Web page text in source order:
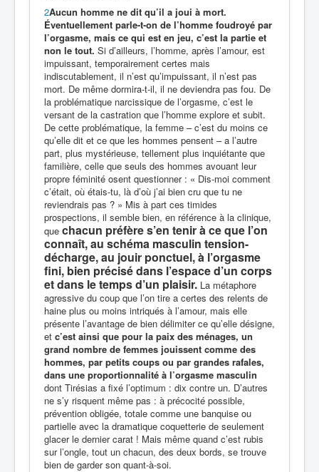
2Aucun homme ne dit qu’il a joui à mort.
Éventuellement parle-t-on de l’homme foudroyé par
l’orgasme, mais ce qui est en jeu, c’est la partie et
non le tout. Si d’ailleurs, l’homme, après l’amour, est
impuissant, temporairement certes mais
indiscutablement, il n’est qu’impuissant, il n’est pas
mort. De même dormira-t-il, il ne deviendra pas fou. De
la problématique narcissique de l’orgasme, c’est le
versant de la castration que l’homme explore et subit.
De cette problématique, la femme – c’est du moins ce
qu’elle dit et ce que les hommes pensent – a l’autre
part, plus mystérieuse, tellement plus inquiétante que
familière, celle que seuls des hommes avouant leur
propre féminité osent questionner : « Dis-moi comment
c’était, où étais-tu, là d’où j’ai bien cru que tu ne
reviendrais pas ? » Mis à part ces timides
prospections, il semble bien, en référence à la clinique,
que chacun préfère s’en tenir à ce que l’on
connaît, au schéma masculin tension-
décharge, au jouir ponctuel, à l’orgasme
fini, bien précisé dans l’espace d’un corps
et dans le temps d’un plaisir. La métaphore
agressive du coup que l’on tire a certes des relents de
haine plus ou moins intriqués à l’amour, mais elle
présente l’avantage de bien délimiter ce qu’elle désigne,
et c’est ainsi que pour la paix des ménages, un
grand nombre de femmes jouissent comme des
hommes, par petits coups ou par grandes rafales,
dans une proportionnalité à l’orgasme masculin
dont Tirésias a fixé l’optimum : dix contre un. D’autres
ne s’y risquent même pas : à précocité possible,
prévention obligée, totale comme une banquise ou
partielle avec la dramatique coquetterie de seulement
glacer le dernier carat ! Mais même quand c’est rubis
sur l’ongle, tout un chacun, des deux bords, se trouve
bien de garder son quant-à-soi.